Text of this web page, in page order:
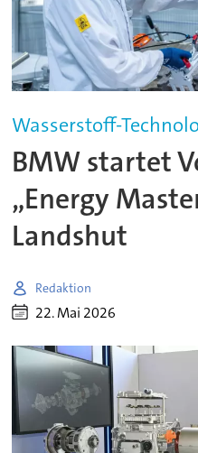
Wasserstoff-
BMW startet
„Energy
Landshut
Redaktion
22. Mai 2026